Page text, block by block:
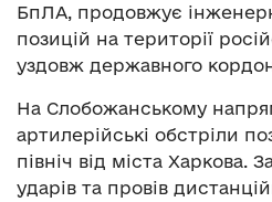
БпЛА, продовжує
позицій на території
уздовж державного
На Слобожанському
артилерійські обстріли
північ від міста Харкова.
ударів та провів